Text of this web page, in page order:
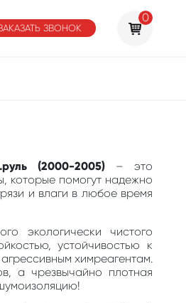
ЗВОНОК
0
(2000-2005) – это
которые помогут надежно
и влаги в любое время
экологически чистого
устойчивостью к
химреагентам.
а чрезвычайно плотная